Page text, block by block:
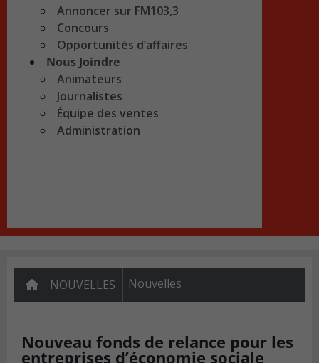
Annoncer sur FM103,3
Concours
Opportunités d’affaires
Nous Joindre
Animateurs
Journalistes
Équipe des ventes
Administration
NOUVELLES Nouvelles
Nouveau fonds de relance pour les
entreprises d’économie sociale